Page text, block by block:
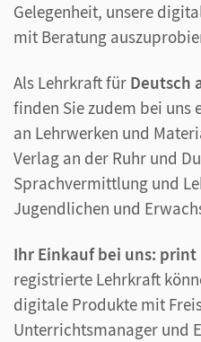
Gelegenheit, unsere
mit Beratung
Als Lehrkraft für Deutsch
finden Sie zudem bei
an Lehrwerken und
Verlag an der Ruhr und
Sprachvermittlung und
Jugendlichen und
Ihr Einkauf bei uns:
registrierte Lehrkraft
digitale Produkte mit
Unterrichtsmanager und